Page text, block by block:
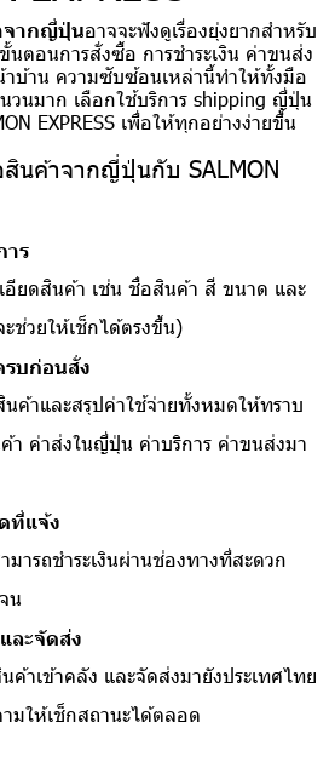
จากญี่ปุ่นอาจจะฟังดูเรื่องยุ่งยากสำหรับ
ตอนการสั่งซื้อ การชำระเงิน ค่าขนส่ง
บ้าน ความซับซ้อนเหล่านี้ทำให้ทั้งมือ
วนมาก เลือกใช้บริการ shipping ญี่ปุ่น
EXPRESS เพื่อให้ทุกอย่างง่ายขึ้น
นค้าจากญี่ปุ่นกับ SALMON
าร
อียดสินค้า เช่น ชื่อสินค้า สี ขนาด และ
ช่วยให้เช็กได้ตรงขึ้น)
รบก่อนสั่ง
ค้าและสรุปค่าใช้จ่ายทั้งหมดให้ทราบ
า ค่าส่งในญี่ปุ่น ค่าบริการ ค่าขนส่งมา
ที่แจ้ง
ารถชำระเงินผ่านช่องทางที่สะดวก
น
ละจัดส่ง
าเข้าคลัง และจัดส่งมายังประเทศไทย
มให้เช็กสถานะได้ตลอด